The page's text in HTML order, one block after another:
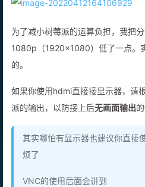
为了减小树莓派的运算负担，我把
1080p（1920x1080）低了一点。
的。
如果你使用hdmi直接接显示器，请
派的输出，以防接上后无画面输出
其实哪怕有显示器也建议你直接
烦了
VNC的使用后面会讲到